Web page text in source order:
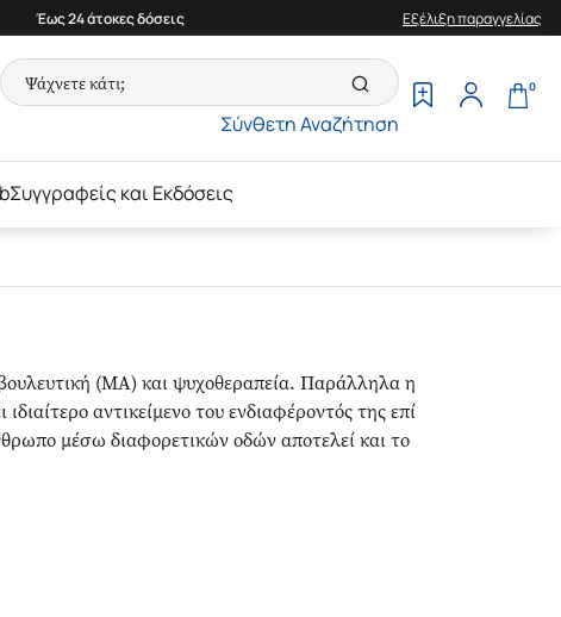
Έως 24 άτοκες δόσεις Εξέλιξη παραγγελίας
Σύνθετη Αναζήτηση
0
Συγγραφείς και Εκδόσεις
(ΜΑ) και ψυχοθεραπεία. Παράλληλα η
αντικείμενο του ενδιαφέροντός της επί
μέσω διαφορετικών οδών αποτελεί και το